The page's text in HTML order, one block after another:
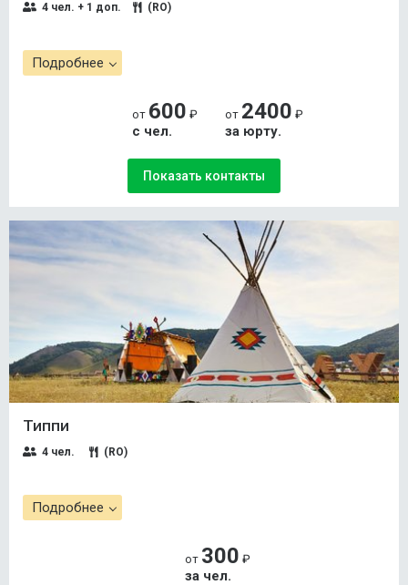
4 чел. + 1 доп. (RO)
Подробнее
от 600 ₽
с чел.
от 2400 ₽
за юрту.
Показать контакты
Типпи
4 чел. (RO)
Подробнее
от 300 ₽
за чел.